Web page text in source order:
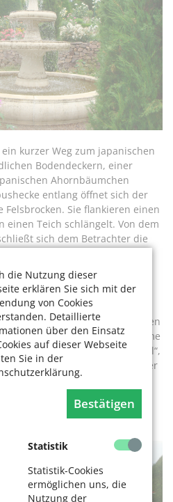
die Nutzung dieser
erklären Sie sich mit der
von Cookies
Detaillierte
über den Einsatz
auf dieser Webseite
Sie in der
Bestätigen
Statistik
Statistik-Cookies
ermöglichen uns, die
Nutzung der
kurzer Weg zum japanischen
Bodendeckern, einer
Ahornbäumchen
entlang öffnet sich der
Sie flankieren einen
einen Teich schlängelt. Von dem
sich dem Betrachter die
für die Harmonie zwischen
ganz eigene Gartenwelt.
zieht, der kann im
typischen
Löwenmäulchen, Fleißigen
Spalier gezogenen Birnbäume
zartrosa Kletterrose „Kir Royal“,
begleitet vom Blau der
gedeihen Stauden und
und überall Rosen … Dazu
in die blaue Ferne des
Gartenraum.